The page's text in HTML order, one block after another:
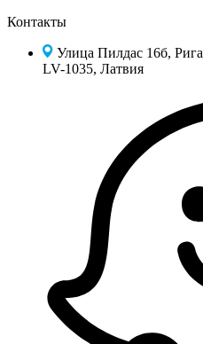
Контакты
Улица Пилдас 16б, Рига
LV-1035, Латвия